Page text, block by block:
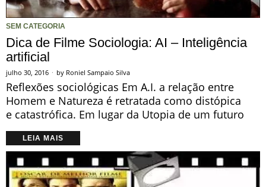
SEM CATEGORIA
Dica de Filme Sociologia: AI – Inteligência
artificial
julho 30, 2016 by Roniel Sampaio Silva
Reflexões sociológicas Em A.I. a relação entre
Homem e Natureza é retratada como distópica
e catastrófica. Em lugar da Utopia de um futuro
LEIA MAIS